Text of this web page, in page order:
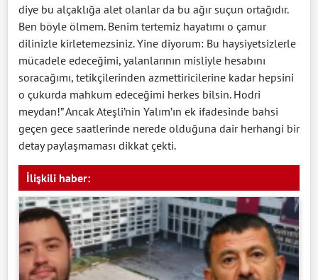
diye bu alçaklığa alet olanlar da bu ağır suçun ortağıdır.
Ben böyle ölmem. Benim tertemiz hayatımı o çamur
dilinizle kirletemezsiniz. Yine diyorum: Bu haysiyetsizlerle
mücadele edeceğimi, yalanlarının misliyle hesabını
soracağımı, tetikçilerinden azmettiricilerine kadar hepsini
o çukurda mahkum edeceğimi herkes bilsin. Hodri
meydan!” Ancak Ateşli’nin Yalım’ın ek ifadesinde bahsi
geçen gece saatlerinde nerede olduğuna dair herhangi bir
detay paylaşmaması dikkat çekti.
İlişkili haber: